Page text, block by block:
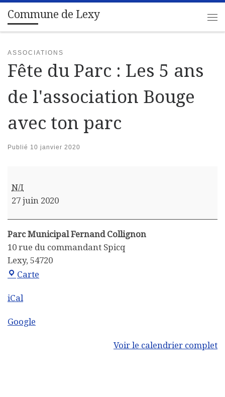
Passer au contenu
Commune de Lexy
ASSOCIATIONS
Fête du Parc : Les 5 ans
de l'association Bouge
avec ton parc
Publié 10 janvier 2020
N/I
27 juin 2020
Parc Municipal Fernand Collignon
10 rue du commandant Spicq
Lexy, 54720
Carte
iCal
Google
Voir le calendrier complet